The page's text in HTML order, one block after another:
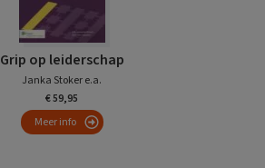
Grip op leiderschap
Janka Stoker e.a.
€ 59,95
Meer info